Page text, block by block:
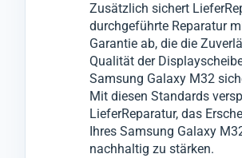
Anschließend montieren wir in
weiteren speziellen Verfahren das
an das Display-Modul vom
Galaxy M32.
Zusätzlich sichert
durchgeführte Reparatur
Garantie ab, die die
Qualität der
Samsung Galaxy M32
Mit diesen Standards
LieferReparatur, das
Ihres Samsung Galaxy
nachhaltig zu stärken.